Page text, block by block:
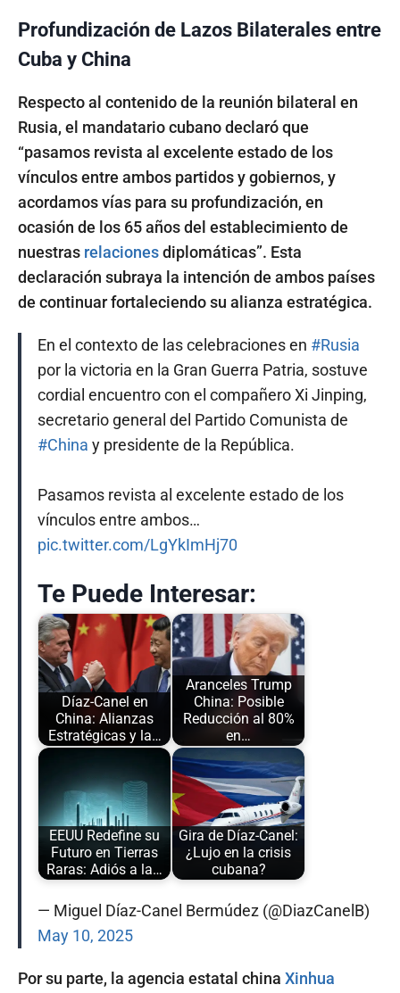
Profundización de Lazos Bilaterales entre
Cuba y China
Respecto al contenido de la reunión bilateral en
Rusia, el mandatario cubano declaró que
“pasamos revista al excelente estado de los
vínculos entre ambos partidos y gobiernos, y
acordamos vías para su profundización, en
ocasión de los 65 años del establecimiento de
nuestras relacionesdiplomáticas”. Esta
declaración subraya la intención de ambos países
de continuar fortaleciendo su alianza estratégica.
En el contexto de las celebraciones en #Rusia
por la victoria en la Gran Guerra Patria, sostuve
cordial encuentro con el compañero Xi Jinping,
secretario general del Partido Comunista de
#China y presidente de la República.
Pasamos revista al excelente estado de los
vínculos entre ambos…
pic.twitter.com/LgYkImHj70
Te Puede Interesar:
Díaz-Canel en
China: Alianzas
Estratégicas y la…
Aranceles Trump
China: Posible
Reducción al 80%
en…
EEUU Redefine su
Futuro en Tierras
Raras: Adiós a la…
Gira de Díaz-Canel:
¿Lujo en la crisis
cubana?
— Miguel Díaz-Canel Bermúdez (@DiazCanelB)
May 10, 2025
Por su parte, la agencia estatal china Xinhua